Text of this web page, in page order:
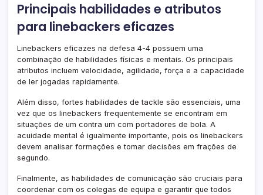
Principais habilidades e atributos
para linebackers eficazes
Linebackers eficazes na defesa 4-4 possuem uma
combinação de habilidades físicas e mentais. Os principais
atributos incluem velocidade, agilidade, força e a capacidade
de ler jogadas rapidamente.
Além disso, fortes habilidades de tackle são essenciais, uma
vez que os linebackers frequentemente se encontram em
situações de um contra um com portadores de bola. A
acuidade mental é igualmente importante, pois os linebackers
devem analisar formações e tomar decisões em frações de
segundo.
Finalmente, as habilidades de comunicação são cruciais para
coordenar com os colegas de equipa e garantir que todos